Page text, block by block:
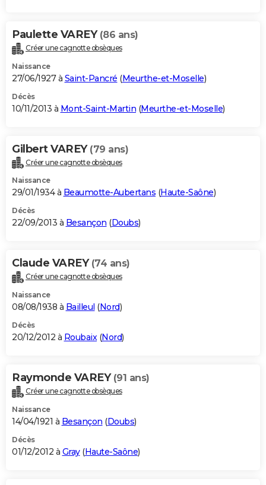
Paulette VAREY (86 ans)
Créer une cagnotte obsèques
Naissance
27/06/1927 à Saint-Pancré (Meurthe-et-Moselle)
Décès
10/11/2013 à Mont-Saint-Martin (Meurthe-et-Moselle)
Gilbert VAREY (79 ans)
Créer une cagnotte obsèques
Naissance
29/01/1934 à Beaumotte-Aubertans (Haute-Saône)
Décès
22/09/2013 à Besançon (Doubs)
Claude VAREY (74 ans)
Créer une cagnotte obsèques
Naissance
08/08/1938 à Bailleul (Nord)
Décès
20/12/2012 à Roubaix(Nord)
Raymonde VAREY (91 ans)
Créer une cagnotte obsèques
Naissance
14/04/1921 à Besançon (Doubs)
Décès
01/12/2012 à Gray(Haute-Saône)